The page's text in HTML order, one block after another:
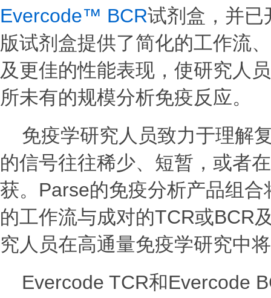
Evercode™ BCR试剂盒，并已
版试剂盒提供了简化的工作流
及更佳的性能表现，使研究人
所未有的规模分析免疫反应。
免疫学研究人员致力于理解
的信号往往稀少、短暂，或者
获。Parse的免疫分析产品组
的工作流与成对的TCR或BCR
究人员在高通量免疫学研究中
Evercode TCR和Evercode